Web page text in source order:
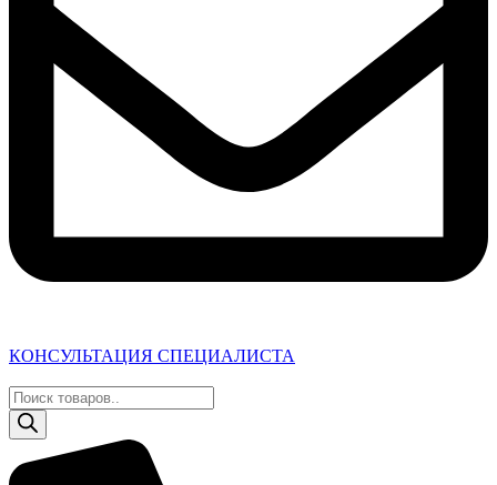
КОНСУЛЬТАЦИЯ СПЕЦИАЛИСТА
Поиск
товаров